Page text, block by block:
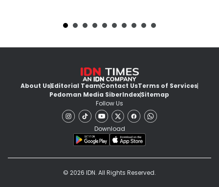
About UsEditorial TeamContact UsTerms of Services
Pedoman Media SiberIndexSitemap
Follow Us
Download
© 2026 IDN. All Rights Reserved.